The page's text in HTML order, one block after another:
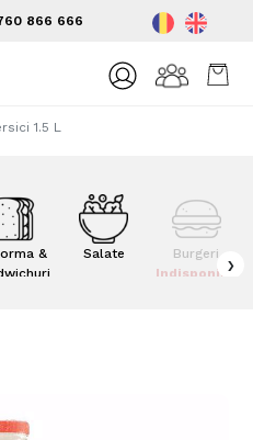
866 666
1.5 L
&
Salate
Burgeri
Indisponibil›